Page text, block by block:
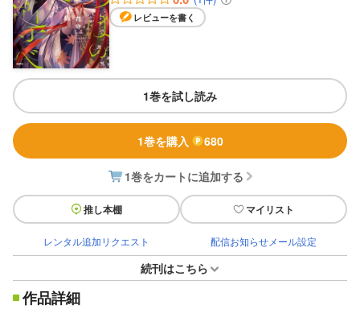
レビューを書く
1巻を試し読み
1巻を購入 680
1巻をカートに追加する
推し本棚 マイリスト
レンタル追加リクエスト 配信お知らせメール設定
続刊はこちら
作品詳細